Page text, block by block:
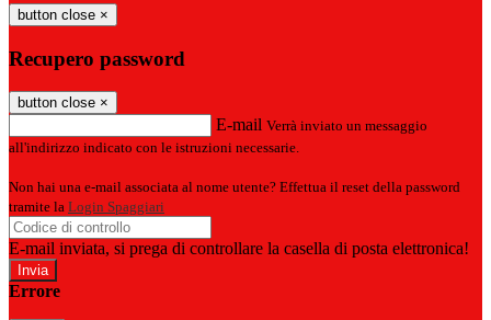
button close ×
Recupero password
button close ×
E-mail Verrà inviato un messaggio
all'indirizzo indicato con le istruzioni necessarie.
Non hai una e-mail associata al nome utente? Effettua il reset della password
tramite la Login Spaggiari
E-mail inviata, si prega di controllare la casella di posta elettronica!
Errore